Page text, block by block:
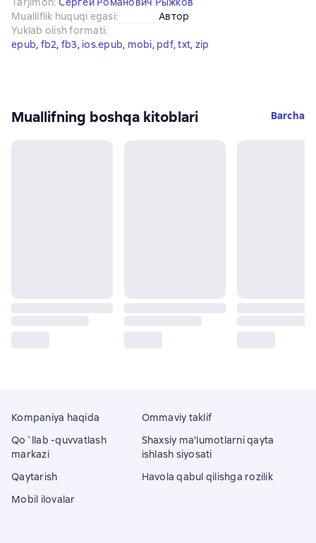
Mualliflik huquqi egasi:
Автор
Yuklab olish formati:
epub, fb2, fb3, ios.epub, mobi, pdf, txt, zip
Muallifning boshqa kitoblari Barcha
Kompaniya haqida
Qo`llab -quvvatlash
markazi
Qaytarish
Mobil ilovalar
Ommaviy taklif
Shaxsiy ma'lumotlarni qayta
ishlash siyosati
Havola qabul qilishga rozilik